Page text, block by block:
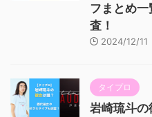
フまとめ
査！
2024/12/11
タイプロ
岩崎琉斗の